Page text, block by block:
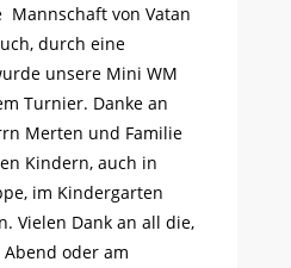
Mannschaft von Vatan
durch eine
unsere Mini WM
Turnier. Danke an
Merten und Familie
Kindern, auch in
im Kindergarten
Vielen Dank an all die,
oder am